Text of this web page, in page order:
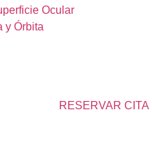
Ocular
y Órbita
RESERVAR CITA